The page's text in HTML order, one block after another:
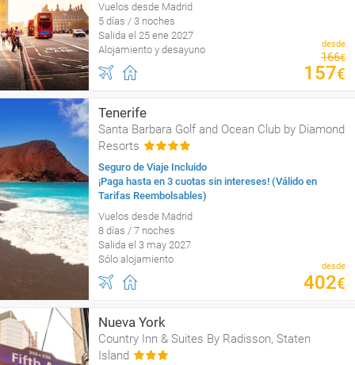
Vuelos desde Madrid
5 días / 3 noches
Salida el 25 ene 2027
Alojamiento y desayuno
desde
166€
157€
Tenerife
Santa Barbara Golf and Ocean Club by Diamond
Resorts
Seguro de Viaje Incluido
¡Paga hasta en 3 cuotas sin intereses! (Válido en
Tarifas Reembolsables)
Vuelos desde Madrid
8 días / 7 noches
Salida el 3 may 2027
Sólo alojamiento
desde
402€
Nueva York
Country Inn & Suites By Radisson, Staten
Island